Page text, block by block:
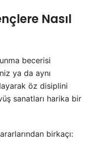
Nasıl
becerisi
ya da aynı
öz disiplini
sanatları harika bir
birkaçı: